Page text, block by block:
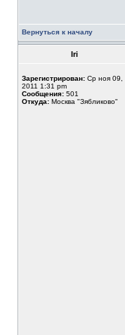
Вернуться к началу
Iri
Зарегистрирован: Ср ноя 09,
2011 1:31 pm
Сообщения: 501
Откуда: Москва "Зябликово"